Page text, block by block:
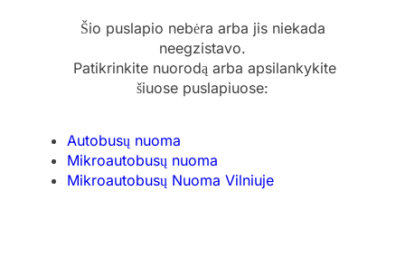
Šio puslapio nebėra arba jis niekada
neegzistavo.
Patikrinkite nuorodą arba apsilankykite
šiuose puslapiuose:
Autobusų nuoma
Mikroautobusų nuoma
Mikroautobusų Nuoma Vilniuje